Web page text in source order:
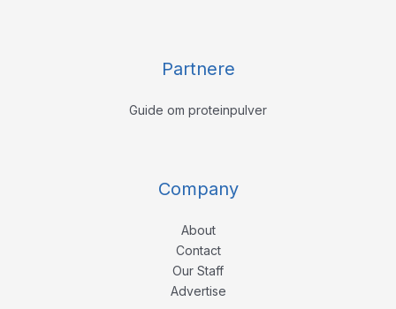
Partnere
Guide om proteinpulver
Company
About
Contact
Our Staff
Advertise